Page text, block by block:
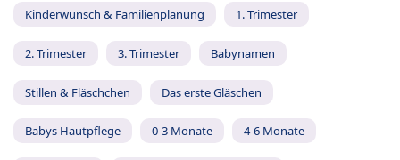
Kinderwunsch & Familienplanung 1. Trimester
2. Trimester 3. Trimester Babynamen
Stillen & Fläschchen Das erste Gläschen
Babys Hautpflege 0-3 Monate 4-6 Monate